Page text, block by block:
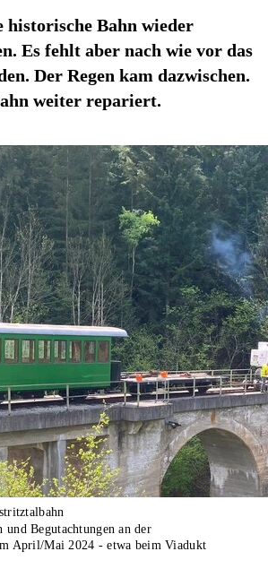
Bahn wieder
Es fehlt aber nach wie vor das
Der Regen kam dazwischen.
weiter repariert.
und Begutachtungen an der
April/Mai 2024 - etwa beim Viadukt